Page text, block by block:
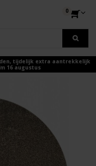
0
tijdelijk extra aantrekkelijk
16 augustus